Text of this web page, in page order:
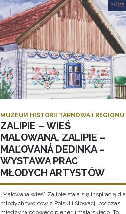
2025
MUZEUM HISTORII TARNOWA I REGIONU
ZALIPIE – WIEŚ
MALOWANA. ZALIPIE –
MAĽOVANÁ DEDINKA –
WYSTAWA PRAC
MŁODYCH ARTYSTÓW
„Malowana wieś” Zalipie stała się inspiracją dla
młodych twórców z Polski i Słowacji podczas
międzynarodowego pleneru malarskiego. To,